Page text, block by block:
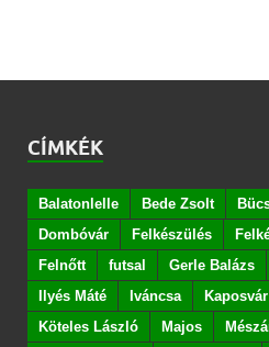
CÍMKÉK
Balatonlelle Bede Zsolt
Dombóvár
Felkészülés
Felnőtt
futsal Gerle Balázs
Ilyés Máté
Iváncsa Kaposvár
Köteles László
Majos